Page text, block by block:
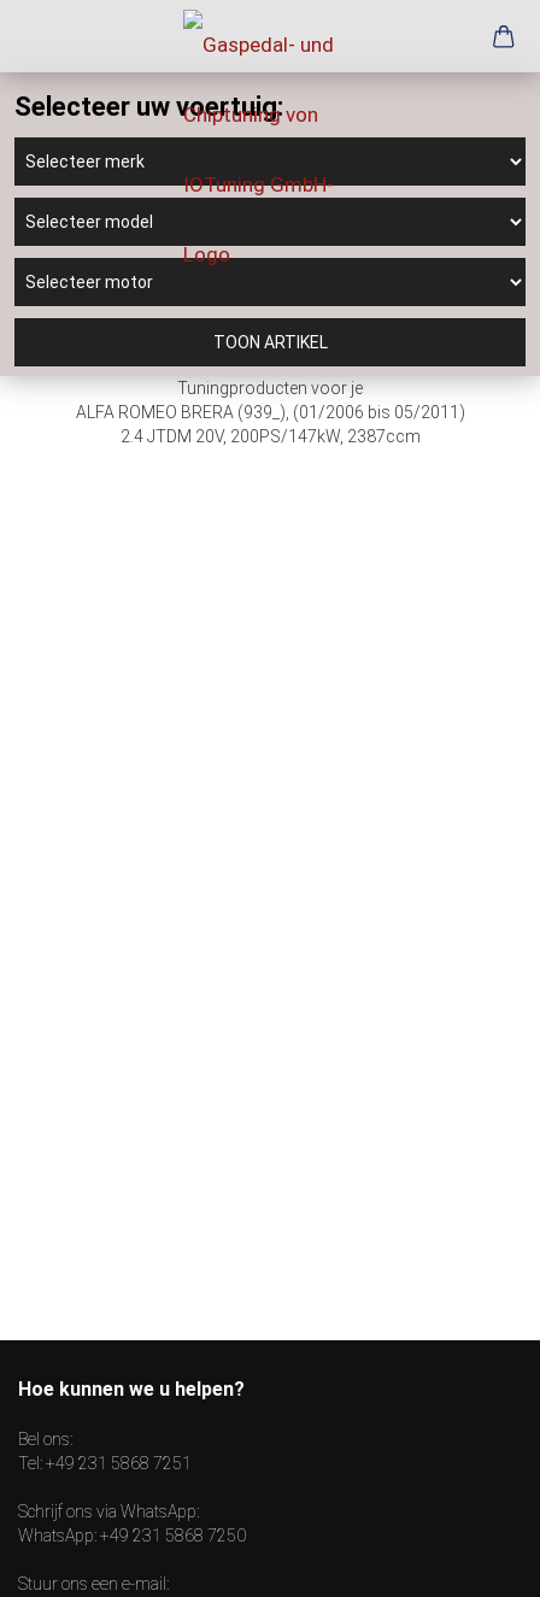
Selecteer uw voertuig:
TOON ARTIKEL
Tuningproducten voor je
ALFA ROMEO BRERA (939_), (01/2006 bis 05/2011)
2.4 JTDM 20V, 200PS/147kW, 2387ccm
Hoe kunnen we u helpen?
Bel ons:
Tel:+49 231 5868 7251
Schrijf ons via WhatsApp:
WhatsApp:+49 231 5868 7250
Stuur ons een e-mail: